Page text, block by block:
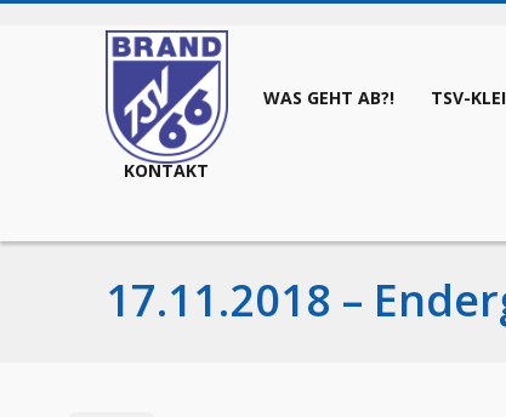
STARTSEITE WAS GEHT AB?! TSV-
KONTAKT
17.11.2018 –